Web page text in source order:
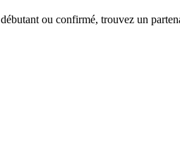
ou confirmé, trouvez un